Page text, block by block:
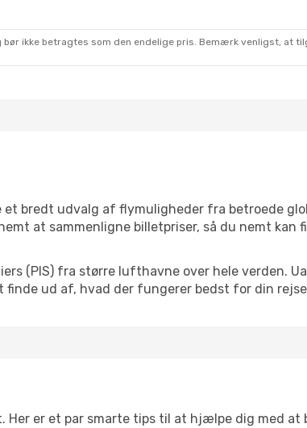
ikke betragtes som den endelige pris. Bemærk venligst, at
bredt udvalg af flymuligheder fra betroede
at sammenligne billetpriser, så du nemt kan
(PIS) fra større lufthavne over hele verden.
ud af, hvad der fungerer bedst for din
er et par smarte tips til at hjælpe dig med at